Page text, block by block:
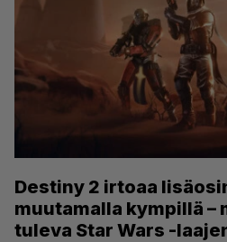
Destiny 2 irtoaa
muutamalla kympillä –
tuleva Star Wars -